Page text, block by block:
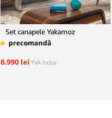
Set canapele Yakamoz
precomandă
8.990 lei TVA Inclus